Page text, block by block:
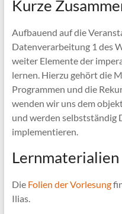
Kurze
Aufbauend auf die
Datenverarbeitung 1 des
weiter Elemente der
lernen. Hierzu gehört die
Programmen und die
wenden wir uns dem
und werden selbstständig
implementieren.
Lernmaterialien
Die Folien der Vorlesung
Ilias.